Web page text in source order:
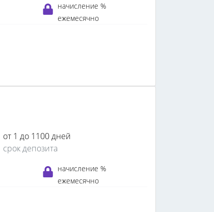
начисление %
ежемесячно
от 1 до 1100 дней
срок депозита
начисление %
ежемесячно